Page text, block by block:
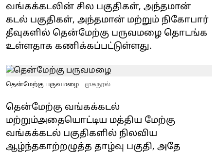
வங்கக்கடலின் சில பகுதிகள், அந்தமான்
கடல் பகுதிகள், அந்தமான் மற்றும் நிகோபார்
தீவுகளில் தென்மேற்கு பருவமழை தொடங்க
உள்ளதாக கணிக்கப்பட்டுள்ளது.
தென்மேற்கு பருவமழை முகநூல்
தென்மேற்கு வங்கக்கடல்
மற்றும்அதையொட்டிய மத்திய மேற்கு
வங்கக்கடல் பகுதிகளில் நிலவிய
ஆழ்ந்தகாற்றழுத்த தாழ்வு பகுதி, அதே